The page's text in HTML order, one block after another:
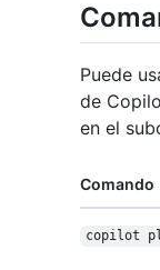
Puede
de
en el
Comando
copilot